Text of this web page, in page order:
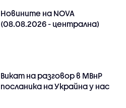
Новините на NOVA
(08.08.2026 - централна)
Викат на разговор в МВнР
посланика на Украйна у нас